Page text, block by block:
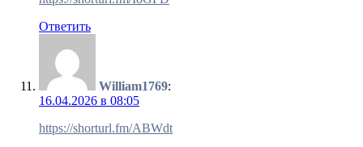
Ответить
William1769:
16.04.2026 в 08:05
https://shorturl.fm/ABWdt